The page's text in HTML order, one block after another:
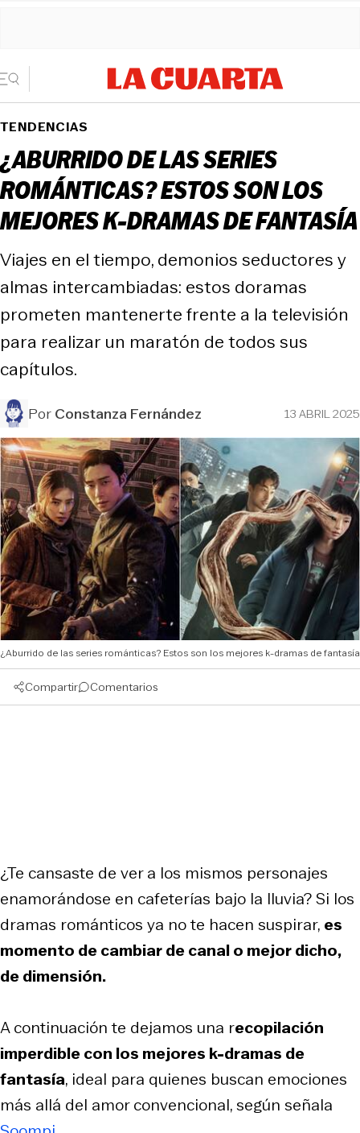
TENDENCIAS
¿ABURRIDO DE LAS SERIES
ROMÁNTICAS? ESTOS SON LOS
MEJORES K-DRAMAS DE FANTASÍA
Viajes en el tiempo, demonios seductores y
almas intercambiadas: estos doramas
prometen mantenerte frente a la televisión
para realizar un maratón de todos sus
capítulos.
PorConstanza Fernández 13 ABRIL 2025
¿Aburrido de las series románticas? Estos son los mejores k-dramas de fantasía
Compartir Comentarios
¿Te cansaste de ver a los mismos personajes
enamorándose en cafeterías bajo la lluvia? Si los
dramas románticos ya no te hacen suspirar, es
momento de cambiar de canal o mejor dicho,
de dimensión.
A continuación te dejamos una recopilación
imperdible con los mejores k-dramas de
fantasía, ideal para quienes buscan emociones
más allá del amor convencional, según señala